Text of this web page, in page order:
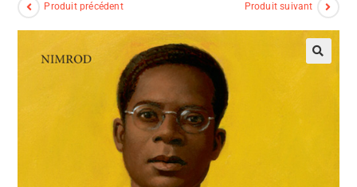
Produit précédent Produit suivant